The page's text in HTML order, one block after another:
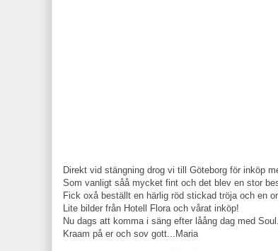
Direkt vid stängning drog vi till Göteborg för inköp
Som vanligt såå mycket fint och det blev en stor
Fick oxå beställt en härlig röd stickad tröja och en
Lite bilder från Hotell Flora och vårat inköp!
Nu dags att komma i säng efter låång dag med
Kraam på er och sov gott...Maria